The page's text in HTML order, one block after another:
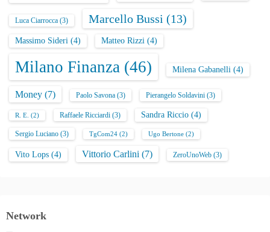
Luca Ciarrocca (3) Marcello Bussi (13)
Massimo Sideri (4) Matteo Rizzi (4)
Milano Finanza (46) Milena Gabanelli (4)
Money (7) Paolo Savona (3) Pierangelo Soldavini (3)
R. E. (2) Raffaele Ricciardi (3) Sandra Riccio (4)
Sergio Luciano (3) TgCom24 (2) Ugo Bertone (2)
Vito Lops (4) Vittorio Carlini (7) ZeroUnoWeb (3)
Network